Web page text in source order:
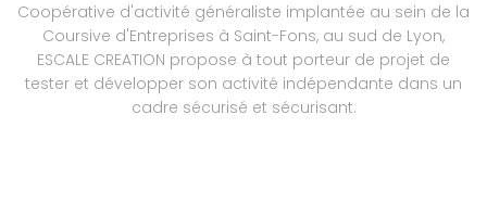
Coopérative d'activité généraliste implantée au sein de la
Coursive d'Entreprises à Saint-Fons, au sud de Lyon,
ESCALE CREATION propose à tout porteur de projet de
tester et développer son activité indépendante dans un
cadre sécurisé et sécurisant.